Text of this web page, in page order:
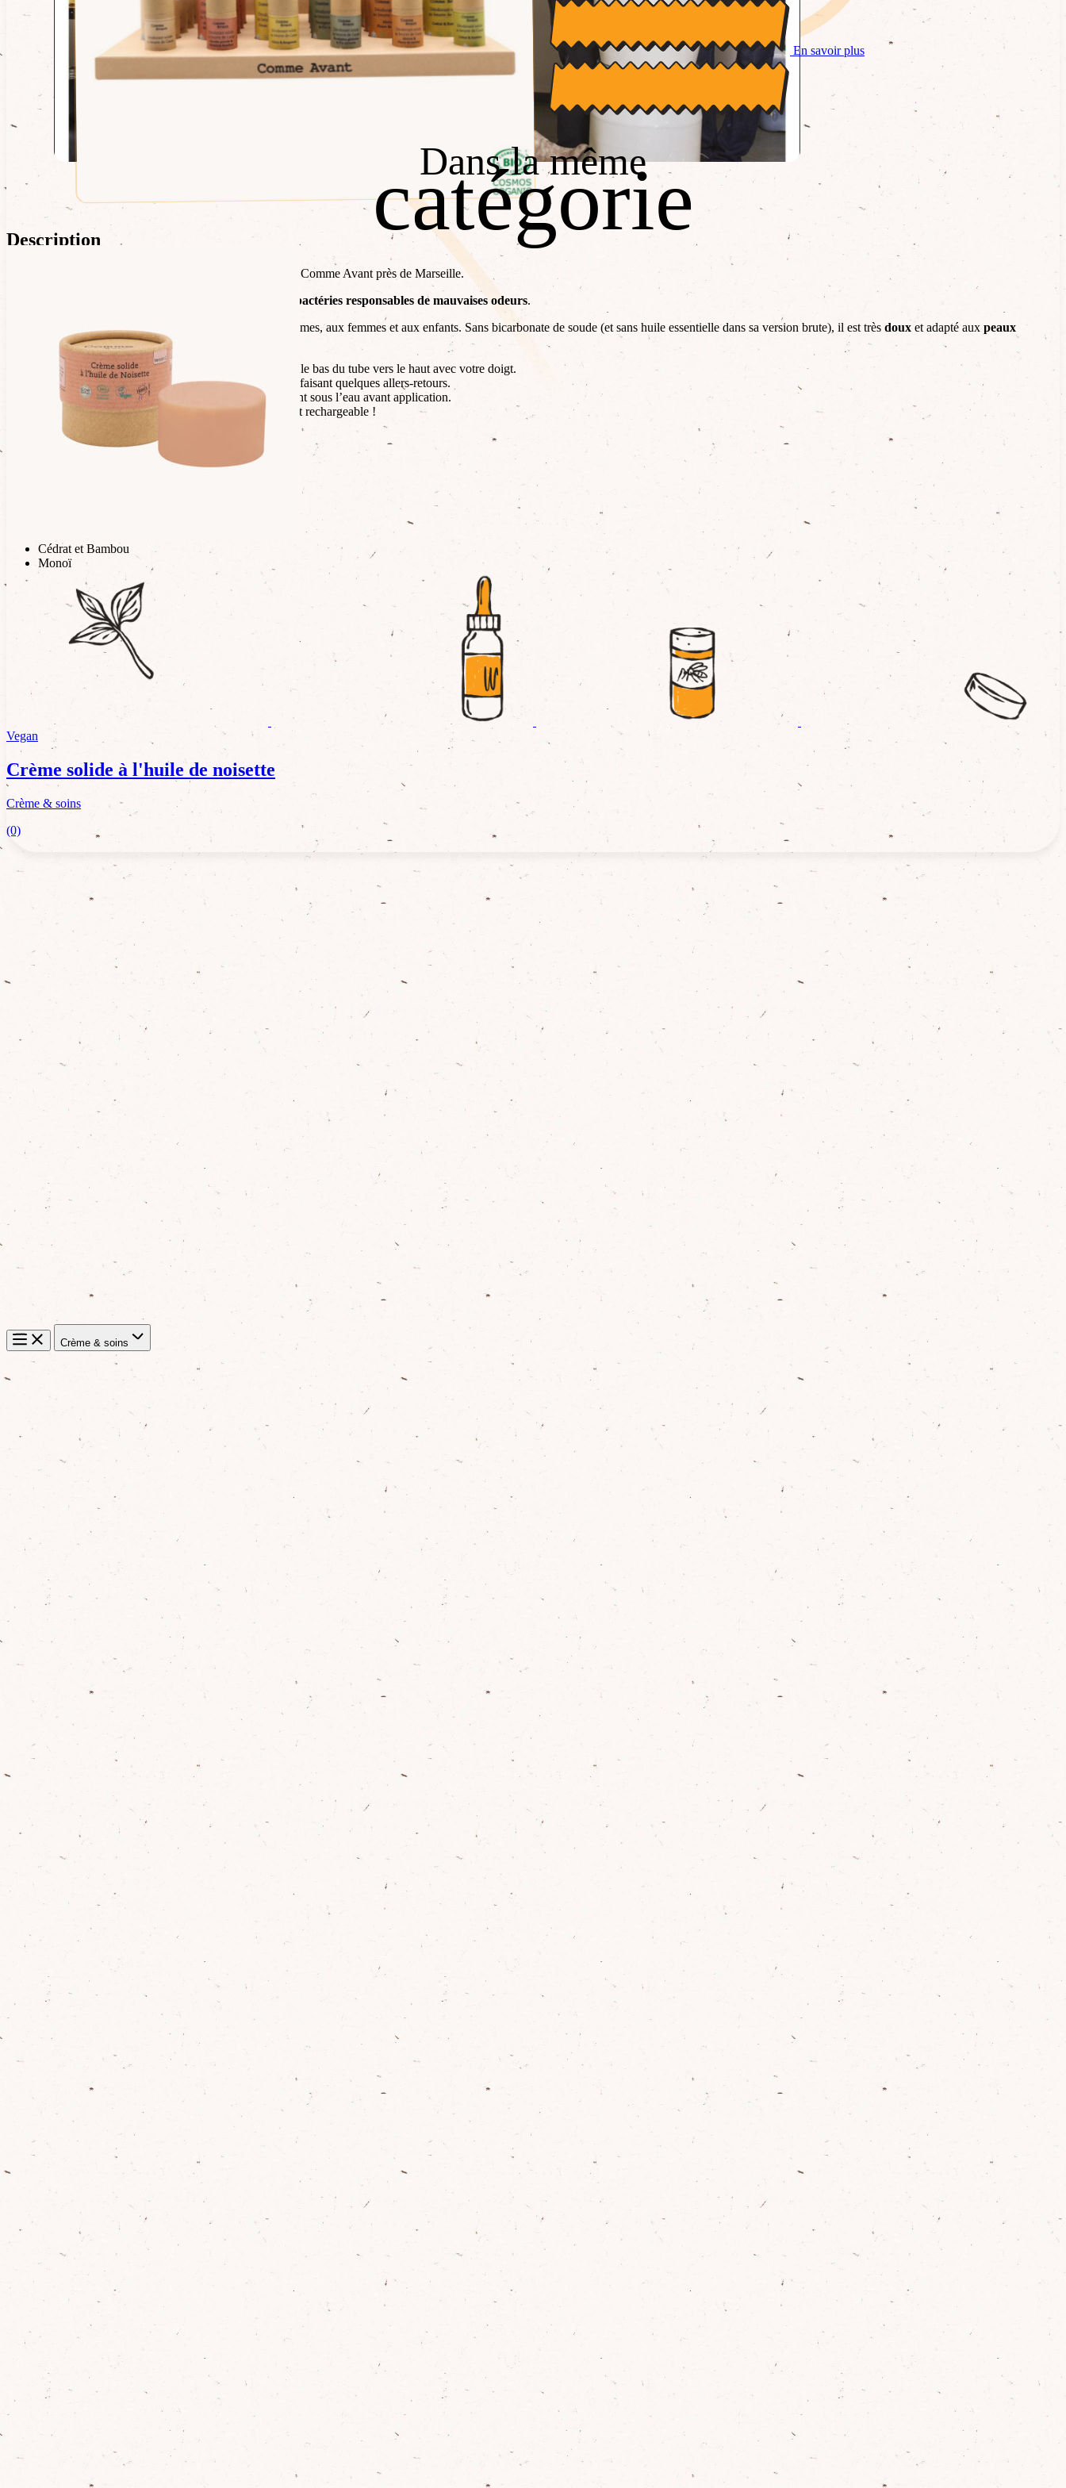
Description
Ce déodorant solide est fabriqué à la main dans l’atelier de Comme Avant près de Marseille.
lutte contre les bactéries responsables de mauvaises odeurs.
universelet : il convient aux hommes, aux femmes et aux enfants. Sans bicarbonate de soude (et sans huile essentielle dans sa version brute), il est très doux et adapté aux peaux
Pour l’utiliser, faites remonter le produit en poussant le bas du tube vers le haut avec votre doigt.
Appliquez ensuite le produit sur une peau propre en faisant quelques allers-retours.
Si besoin, vous pouvez également passer le déodorant sous l’eau avant application.
Une fois le produit terminé, ne jetez pas le tube, il est rechargeable !
Existe aussi en versions parfumées
Cédrat et Bambou
Monoï
famille.
En savoir plus
Dans la même
catégorie
Vegan
Crème solide à l'huile de noisette
Crème & soins
(0)
Crème & soins